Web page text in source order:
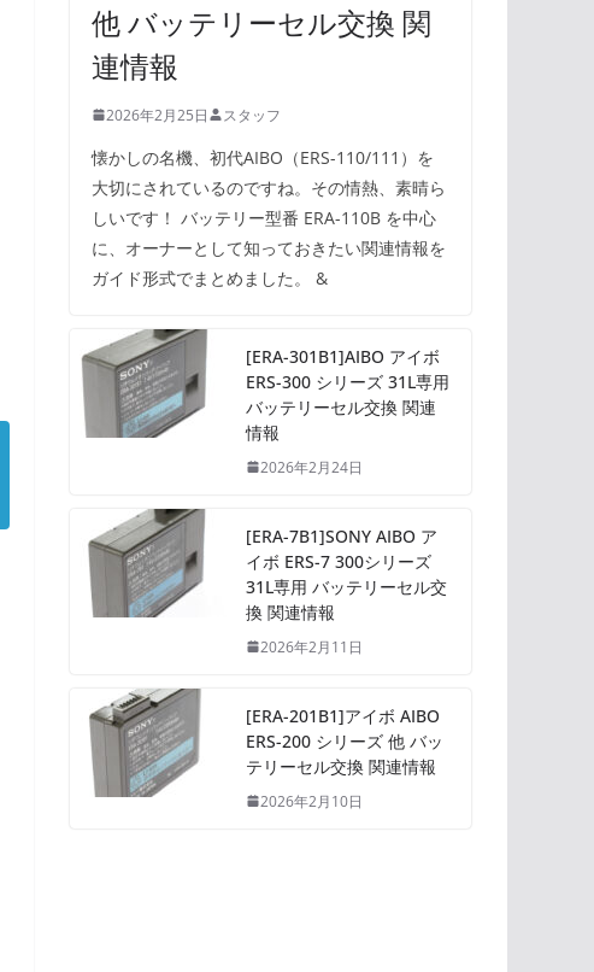
他 バッテリーセル交換 関
連情報
2026年2月25日 スタッフ
懐かしの名機、初代AIBO（ERS-110/111）を
大切にされているのですね。その情熱、素晴ら
しいです！ バッテリー型番 ERA-110B を中心
に、オーナーとして知っておきたい関連情報を
ガイド形式でまとめました。 &
[ERA-301B1]AIBO アイボ
ERS-300 シリーズ 31L専用
バッテリーセル交換 関連
情報
2026年2月24日
[ERA-7B1]SONY AIBO ア
イボ ERS-7 300シリーズ
31L専用 バッテリーセル交
換 関連情報
2026年2月11日
[ERA-201B1]アイボ AIBO
ERS-200 シリーズ 他 バッ
テリーセル交換 関連情報
2026年2月10日